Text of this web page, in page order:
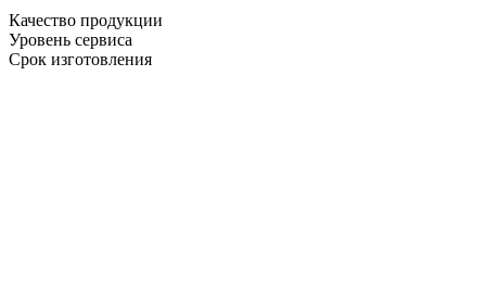
Качество продукции
Уровень сервиса
Срок изготовления